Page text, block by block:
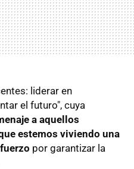
liderar en
el futuro", cuya
a aquellos
estemos viviendo una
por garantizar la